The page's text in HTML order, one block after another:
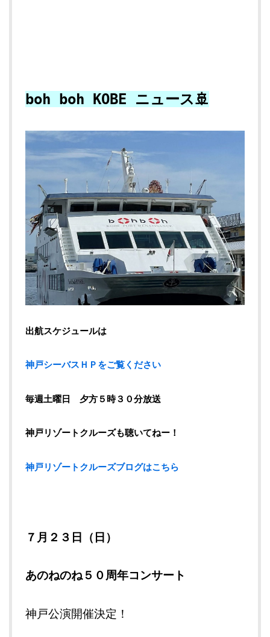
boh boh KOBE ニュース🚢
出航スケジュールは
神戸シーバスＨＰをご覧ください
毎週土曜日 夕方５時３０分放送
神戸リゾートクルーズも聴いてねー！
神戸リゾートクルーズブログはこちら
７月２３日（日）
あのねのね５０周年コンサート
神戸公演開催決定！